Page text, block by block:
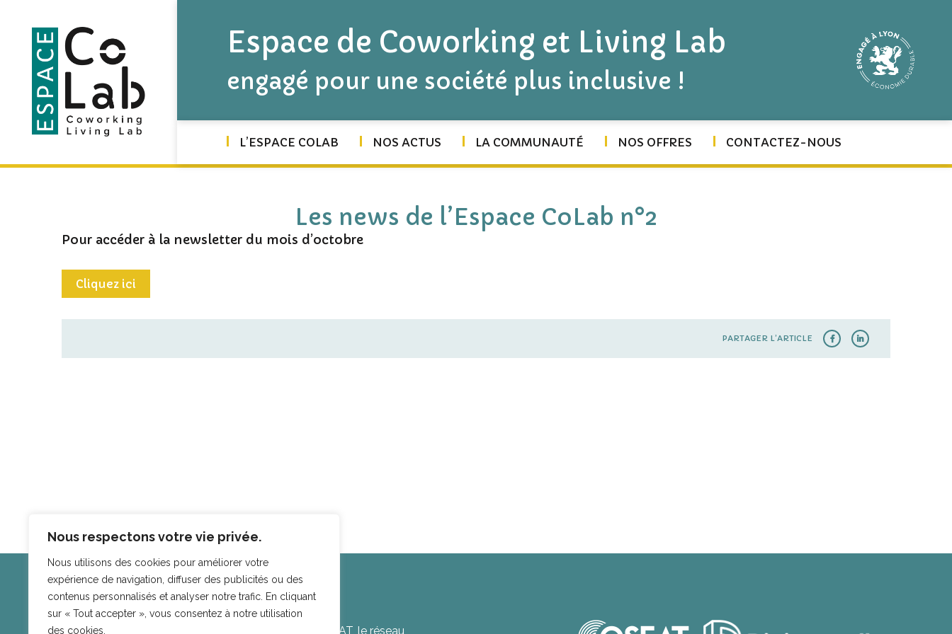
Nous respectons votre vie privée.
Nous utilisons des cookies pour améliorer votre
expérience de navigation, diffuser des publicités ou des
contenus personnalisés et analyser notre trafic. En cliquant
sur « Tout accepter », vous consentez à notre utilisation
des cookies.
Espace de Coworking et Living Lab
engagé pour une société plus inclusive !
L’ESPACE COLAB NOS ACTUS LA COMMUNAUTÉ NOS OFFRES CONTACTEZ-NOUS
Les news de l’Espace CoLab n°2
Pour accéder à la newsletter du mois d’octobre
Cliquez ici
PARTAGER L’ARTICLE
Espace CoLab
33 rue Saint Jean de Dieu • 69 007 Lyon
Avec l’appui d’OSEAT, le réseau